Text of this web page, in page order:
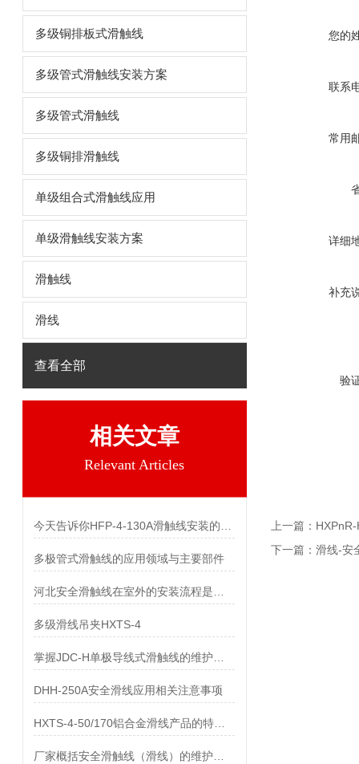
多级铜排板式滑触线
多级管式滑触线安装方案
多级管式滑触线
多级铜排滑触线
单级组合式滑触线应用
单级滑触线安装方案
滑触线
滑线
查看全部
相关文章
Relevant Articles
多极管式滑触线的应用领域与主要部件
多级滑线吊夹HXTS-4
DHH-250A安全滑线应用相关注意事项
您的
联系
常用
详细
补充
验
上一篇：
下一篇： 滑线-安